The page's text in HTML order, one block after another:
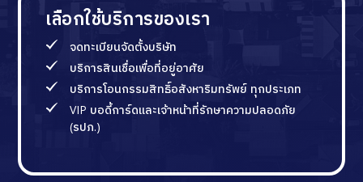
เลือกใช้บริการของเรา
จดทะเบียนจัดตั้งบริษัท
บริการสินเชื่อเพื่อที่อยู่อาศัย
บริการโอนกรรมสิทธิ์อสังหาริมทรัพย์ ทุกประเภท
VIP บอดี้การ์ดและเจ้าหน้าที่รักษาความปลอดภัย
(รปภ.)